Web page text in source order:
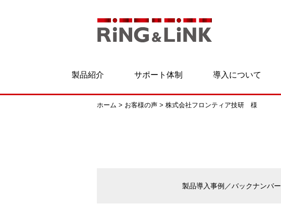
製品紹介 サポート体制 導入について
ホーム > お客様の声 > 株式会社フロンティア技研 様
製品導入事例／バックナンバー